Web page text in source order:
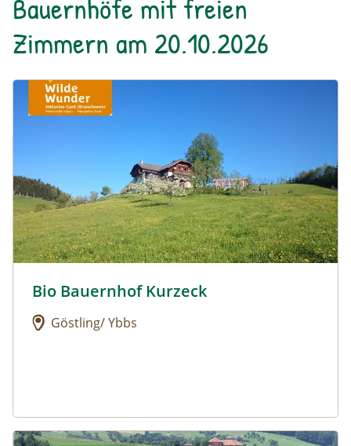
Bauernhöfe mit freien
Zimmern am 20.10.2026
Urlaub am Bauernhof: Bio Bauernhof Kurzeck
Urlaub am Bauernhof: Bio Bauernhof Kurzeck
Bio Bauernhof Kurzeck
Göstling/ Ybbs
Urlaub am Bauernhof: Dorferhof